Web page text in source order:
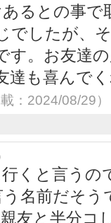
るとの事
でしたが、
す。お友達
達も喜んで
：2024/08/29）
くと言うの
名前だそ
友と半分コ